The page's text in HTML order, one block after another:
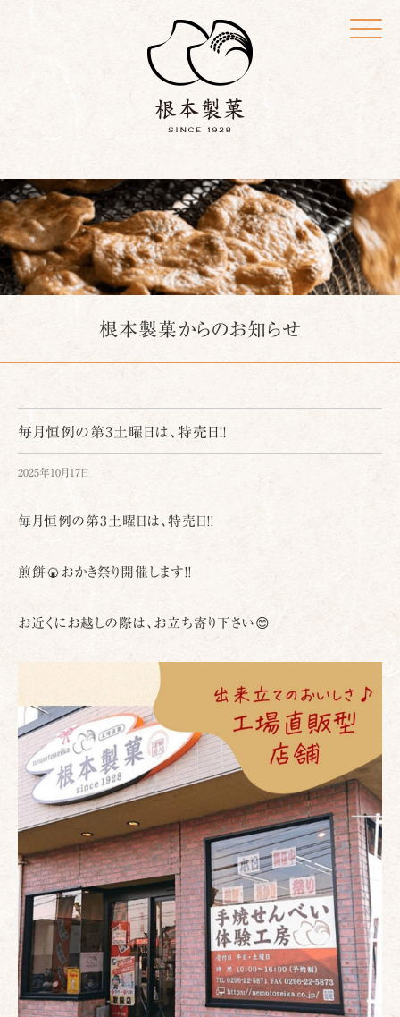
Click
根本製菓からのお知らせ
毎月恒例の第3土曜日は、特売日!!
2025年10月17日
毎月恒例の第3土曜日は、特売日!!
煎餅🍘おかき祭り開催します!!
お近くにお越しの際は、お立ち寄り下さい😊